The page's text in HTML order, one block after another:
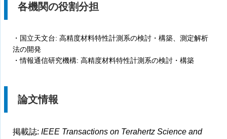
各機関の役割分担
・国立天文台: 高精度材料特性計測系の検討・構築、測定解析
法の開発
・情報通信研究機構: 高精度材料特性計測系の検討・構築
論文情報
掲載誌:IEEE Transactions on Terahertz Science and